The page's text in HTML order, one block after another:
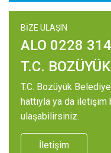
BİZE ULAŞIN
ALO 0228
T.C.
T.C. Bozüyük
hattıyla ya da iletişim
ulaşabilirsiniz.
İletişim